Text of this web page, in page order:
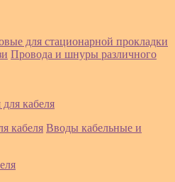
для стационарной прокладки
Провода и шнуры различного
кабеля
кабеля Вводы кабельные и